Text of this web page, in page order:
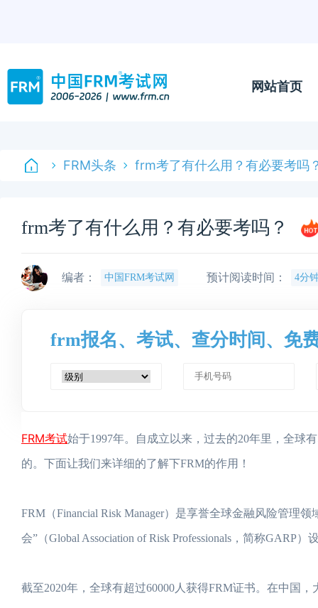
网站首页
FRM头条 frm考了有什么用？有必要考吗
frm考了有什么用？有必要考吗？
编者： 中国FRM考试网 预计阅读时间： 4分
frm报名、考试、查分时间、免
FRM考试始于1997年。自成立以来，过去的20年里，全球
的。下面让我们来详细的了解下FRM的作用！
FRM（Financial Risk Manager）是享誉全球金融风险管理
会”（Global Association of Risk Professionals，简称GARP）
截至2020年，全球有超过60000人获得FRM证书。在中国